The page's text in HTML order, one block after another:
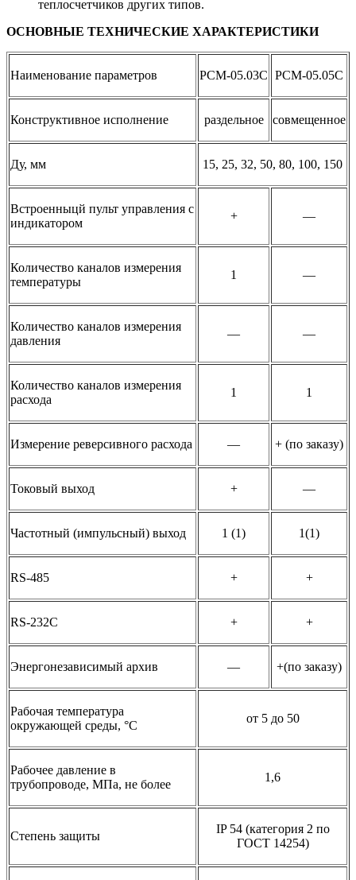
теплосчетчиков других типов.
ОСНОВНЫЕ ТЕХНИЧЕСКИЕ ХАРАКТЕРИСТИКИ
Наименование параметров РСМ-05.03С РСМ-05.05С
Конструктивное исполнение раздельное совмещенное
Ду, мм 15, 25, 32, 50, 80, 100, 150
Встроенныцй пульт управления с
индикатором
+ —
Количество каналов измерения
температуры
1 —
Количество каналов измерения
давления
— —
Количество каналов измерения
расхода
1 1
Измерение реверсивного расхода — + (по заказу)
Токовый выход + —
Частотный (импульсный) выход 1 (1) 1(1)
RS-485 + +
RS-232C + +
Энергонезависимый архив — +(по заказу)
Рабочая температура
окружающей среды, °C
от 5 до 50
Рабочее давление в
трубопроводе, МПа, не более
1,6
Степень защиты
IP 54 (категория 2 по
ГОСТ 14254)